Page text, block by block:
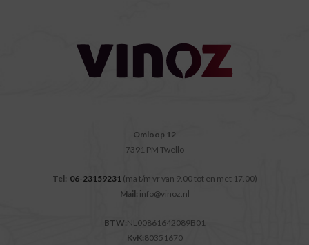
Omloop 12
7391 PM Twello
Tel: 06-23159231 (ma t/m vr van 9.00 tot en met 17.00)
Mail: info@vinoz.nl
BTW:NL00861642089B01
KvK:80351670